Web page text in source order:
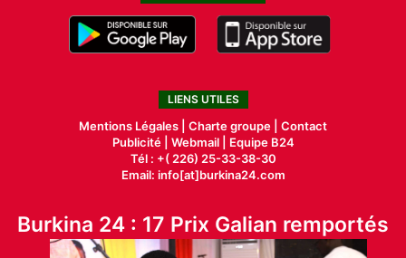
LIENS UTILES
Mentions Légales | Charte groupe | Contact
Publicité| Webmail |
Equipe B24
Tél : +( 226) 25-33-38-30
Email: info[at]burkina24.com
Burkina 24 : 17 Prix Galian remportés